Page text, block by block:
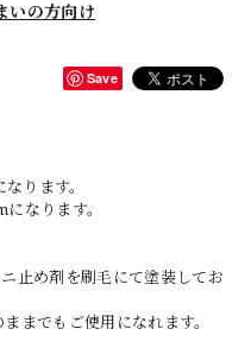
いの方向け
Save
ります。
なります。
止め剤を刷毛にて塗装してお
までもご使用になれます。